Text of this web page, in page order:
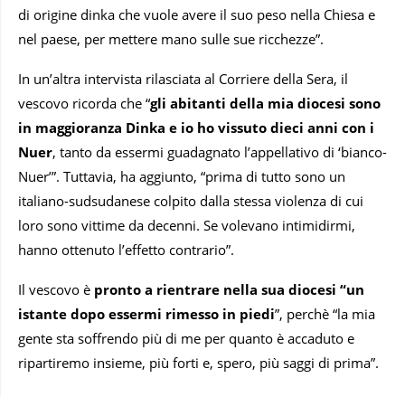
di origine dinka che vuole avere il suo peso nella Chiesa e
nel paese, per mettere mano sulle sue ricchezze”.
In un’altra intervista rilasciata al Corriere della Sera, il
vescovo ricorda che “gli abitanti della mia diocesi sono
in maggioranza Dinka e io ho vissuto dieci anni con i
Nuer, tanto da essermi guadagnato l’appellativo di ‘bianco-
Nuer’”. Tuttavia, ha aggiunto, “prima di tutto sono un
italiano-sudsudanese colpito dalla stessa violenza di cui
loro sono vittime da decenni. Se volevano intimidirmi,
hanno ottenuto l’effetto contrario”.
Il vescovo è pronto a rientrare nella sua diocesi “un
istante dopo essermi rimesso in piedi”, perchè “la mia
gente sta soffrendo più di me per quanto è accaduto e
ripartiremo insieme, più forti e, spero, più saggi di prima”.